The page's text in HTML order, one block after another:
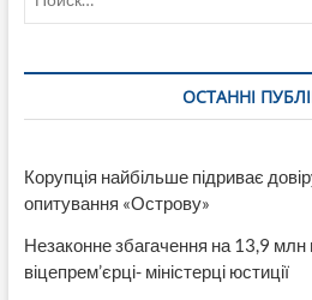
ОСТАННІ
Корупція найбільше підриває
опитування «Острову»
Незаконне збагачення на 13,9 млн
віцепрем’єрці- міністерці юстиції